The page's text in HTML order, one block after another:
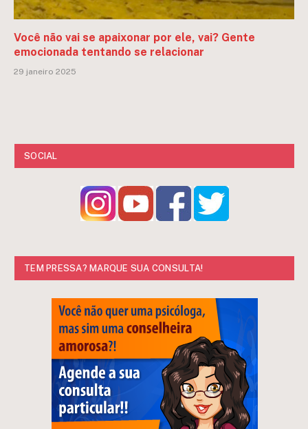
Você não vai se apaixonar por ele, vai? Gente
emocionada tentando se relacionar
29 janeiro 2025
SOCIAL
TEM PRESSA? MARQUE SUA CONSULTA!